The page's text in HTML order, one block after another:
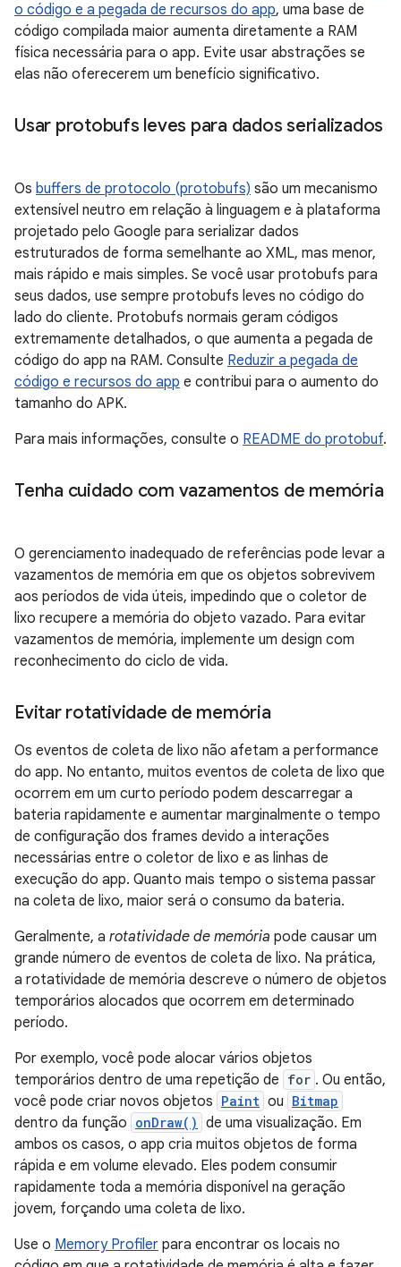
o código e a pegada de recursos do app, uma base de
código compilada maior aumenta diretamente a RAM
física necessária para o app. Evite usar abstrações se
elas não oferecerem um benefício significativo.
Usar protobufs leves para dados serializados
Os buffers de protocolo (protobufs) são um mecanismo
extensível neutro em relação à linguagem e à plataforma
projetado pelo Google para serializar dados
estruturados de forma semelhante ao XML, mas menor,
mais rápido e mais simples. Se você usar protobufs para
seus dados, use sempre protobufs leves no código do
lado do cliente. Protobufs normais geram códigos
extremamente detalhados, o que aumenta a pegada de
código do app na RAM. Consulte Reduzir a pegada de
código e recursos do app e contribui para o aumento do
tamanho do APK.
Para mais informações, consulte o README do protobuf.
Tenha cuidado com vazamentos de memória
O gerenciamento inadequado de referências pode levar a
vazamentos de memória em que os objetos sobrevivem
aos períodos de vida úteis, impedindo que o coletor de
lixo recupere a memória do objeto vazado. Para evitar
vazamentos de memória, implemente um design com
reconhecimento do ciclo de vida.
Evitar rotatividade de memória
Os eventos de coleta de lixo não afetam a performance
do app. No entanto, muitos eventos de coleta de lixo que
ocorrem em um curto período podem descarregar a
bateria rapidamente e aumentar marginalmente o tempo
de configuração dos frames devido a interações
necessárias entre o coletor de lixo e as linhas de
execução do app. Quanto mais tempo o sistema passar
na coleta de lixo, maior será o consumo da bateria.
Geralmente, a rotatividade de memória pode causar um
grande número de eventos de coleta de lixo. Na prática,
a rotatividade de memória descreve o número de objetos
temporários alocados que ocorrem em determinado
período.
Por exemplo, você pode alocar vários objetos
temporários dentro de uma repetição de for . Ou então,
você pode criar novos objetos Paint ou Bitmap
dentro da função onDraw() de uma visualização. Em
ambos os casos, o app cria muitos objetos de forma
rápida e em volume elevado. Eles podem consumir
rapidamente toda a memória disponível na geração
jovem, forçando uma coleta de lixo.
Use o Memory Profiler para encontrar os locais no